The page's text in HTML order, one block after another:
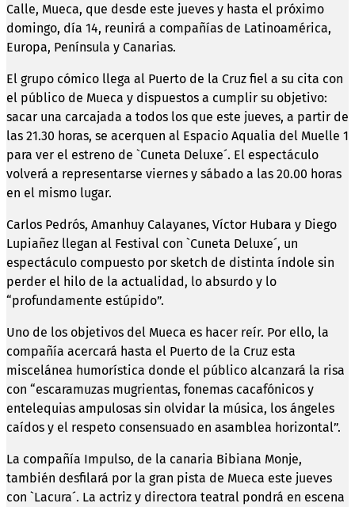
Calle, Mueca, que desde este jueves y hasta el próximo
domingo, día 14, reunirá a compañías de Latinoamérica,
Europa, Península y Canarias.
El grupo cómico llega al Puerto de la Cruz fiel a su cita con
el público de Mueca y dispuestos a cumplir su objetivo:
sacar una carcajada a todos los que este jueves, a partir de
las 21.30 horas, se acerquen al Espacio Aqualia del Muelle 1
para ver el estreno de `Cuneta Deluxe´. El espectáculo
volverá a representarse viernes y sábado a las 20.00 horas
en el mismo lugar.
Carlos Pedrós, Amanhuy Calayanes, Víctor Hubara y Diego
Lupiañez llegan al Festival con `Cuneta Deluxe´, un
espectáculo compuesto por sketch de distinta índole sin
perder el hilo de la actualidad, lo absurdo y lo
“profundamente estúpido”.
Uno de los objetivos del Mueca es hacer reír. Por ello, la
compañía acercará hasta el Puerto de la Cruz esta
miscelánea humorística donde el público alcanzará la risa
con “escaramuzas mugrientas, fonemas cacafónicos y
entelequias ampulosas sin olvidar la música, los ángeles
caídos y el respeto consensuado en asamblea horizontal”.
La compañía Impulso, de la canaria Bibiana Monje,
también desfilará por la gran pista de Mueca este jueves
con `Lacura´. La actriz y directora teatral pondrá en escena